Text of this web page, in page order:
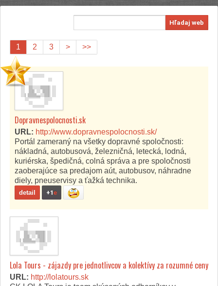
Hľadaj web
1 2 3 > >>
Dopravnespolocnosti.sk
URL: http://www.dopravnespolocnosti.sk/
Portál zameraný na všetky dopravné spoločnosti:
nákladná, autobusová, železničná, letecká, lodná,
kuriérska, špedičná, colná správa a pre spoločnosti
zaoberajúce sa predajom aút, autobusov, náhradne
diely, pneuservisy a ťažká technika.
detail +1e
Lola Tours - zájazdy pre jednotlivcov a kolektívy za rozumné ceny
URL: http://lolatours.sk